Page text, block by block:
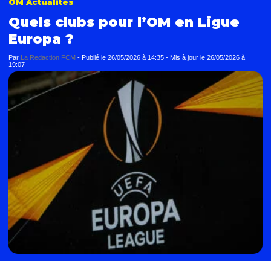
Quels clubs pour l’OM en Ligue
Europa ?
Par La Redaction FCM - Publié le 26/05/2026 à 14:35 - Mis à jour le 26/05/2026 à
19:07